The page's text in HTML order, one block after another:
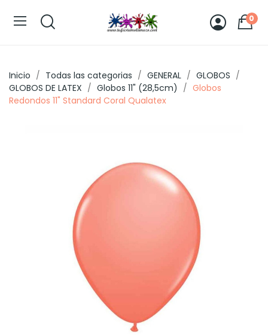
0
Inicio Todas las categorias GENERAL
GLOBOS
GLOBOS DE LATEX
Globos 11" (28,5cm)
Globos
Redondos 11" Standard Coral Qualatex